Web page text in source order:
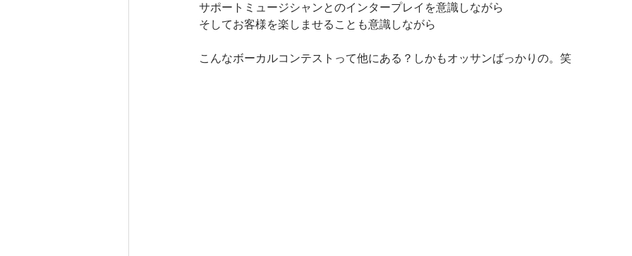
サポートミュージシャンとのインタープレイを意識しながら
そしてお客様を楽しませることも意識しながら
こんなボーカルコンテストって他にある？しかもオッサンばっかりの。笑